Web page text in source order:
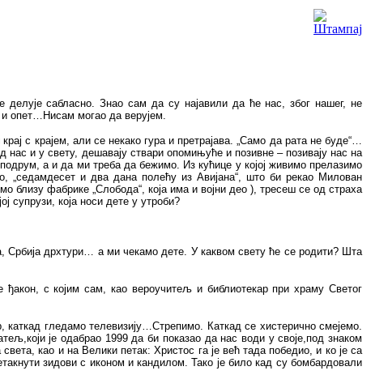
сабласно. Знао сам да су најавили да ће нас, због нашег, не
опет…Нисам могао да верујем.
с крајем, али се некако гура и претрајава. „Само да рата не буде“…
и у свету, дешавају ствари опомињуће и позивне – позивају нас на
а и да ми треба да бежимо. Из кућице у којој живимо прелазимо
и два дана полећу из Авијана“, што би рекао Милован
фабрике „Слобода“, која има и војни део ), тресеш се од страха
супрузи, која носи дете у утроби?
дрхтури… а ми чекамо дете. У каквом свету ће се родити? Шта
с којим сам, као вероучитељ и библиотекар при храму Светог
гледамо телевизију…Стрепимо. Каткад се хистерично смејемо.
је одабрао 1999 да би показао да нас води у своје,под знаком
као и на Велики петак: Христос га је већ тада победио, и ко је са
зидови с иконом и кандилом. Тако је било кад су бомбардовали